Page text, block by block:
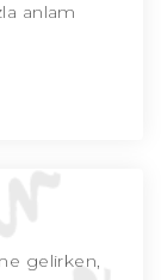
anlam
gelirken,